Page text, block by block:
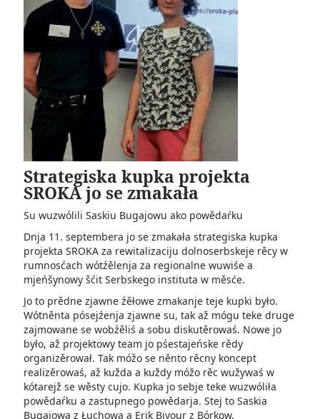
Strategiska kupka projekta
SROKA jo se zmakała
Su wuzwólili Saskiu Bugajowu ako powědaŕku
Dnja 11. septembera jo se zmakała strategiska kupka
projekta SROKA za rewitalizaciju dolnoserbskeje rěcy w
rumnosćach wótźělenja za regionalne wuwiśe a
mjeńšynowy šćit Serbskego instituta w měsće.
Jo to prědne zjawne źěłowe zmakanje teje kupki było.
Wótněnta pósejźenja zjawne su, tak až mógu teke druge
zajmowane se wobźěliś a sobu diskutěrowaś. Nowe jo
było, až projektowy team jo pśestajeńske rědy
organizěrował. Tak móžo se něnto rěcny koncept
realizěrowaś, až kužda a kuždy móžo rěc wužywaś w
kótarejž se wěsty cujo. Kupka jo sebje teke wuzwóliła
powědaŕku a zastupnego powědarja. Stej to Saskia
Bugajowa z Łuchowa a Erik Bivour z Bórkow.